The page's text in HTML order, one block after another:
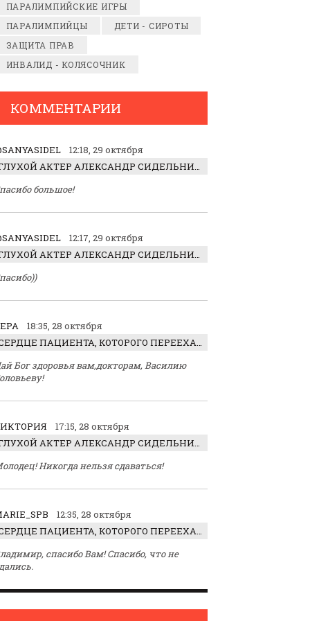
ПАРАЛИМПИЙСКИЕ ИГРЫ
ПАРАЛИМПИЙЦЫ
ДЕТИ - СИРОТЫ
ЗАЩИТА ПРАВ
ИНВАЛИД - КОЛЯСОЧНИК
КОММЕНТАРИИ
12:18, 29 октября
ГЛУХОЙ АКТЕР АЛЕКСАНДР СИДЕЛЬНИКОВ: «С НАСЛАЖДЕНИЕМ ИГРАЛ ОТРИЦАТЕЛЬНОГО ГЕРОЯ!»
большое!
12:17, 29 октября
ГЛУХОЙ АКТЕР АЛЕКСАНДР СИДЕЛЬНИКОВ: «С НАСЛАЖДЕНИЕМ ИГРАЛ ОТРИЦАТЕЛЬНОГО ГЕРОЯ!»
18:35, 28 октября
СЕРДЦЕ ПАЦИЕНТА, КОТОРОГО ПЕРЕЕХАЛ ТРАКТОР, ОБНАРУЖИЛИ… В ЖИВОТЕ
Бог здоровья вам,докторам, Василию
17:15, 28 октября
ГЛУХОЙ АКТЕР АЛЕКСАНДР СИДЕЛЬНИКОВ: «С НАСЛАЖДЕНИЕМ ИГРАЛ ОТРИЦАТЕЛЬНОГО ГЕРОЯ!»
Никогда нельзя сдаваться!
12:35, 28 октября
СЕРДЦЕ ПАЦИЕНТА, КОТОРОГО ПЕРЕЕХАЛ ТРАКТОР, ОБНАРУЖИЛИ… В ЖИВОТЕ
спасибо Вам! Спасибо, что не